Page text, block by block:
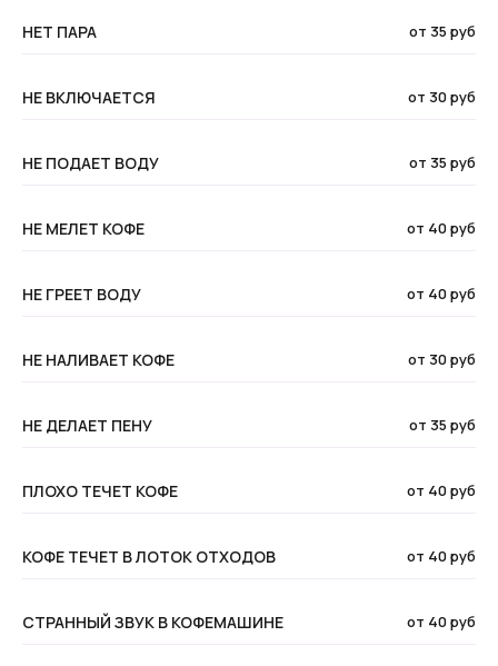
НЕТ ПАРА от 35 руб
НЕ ВКЛЮЧАЕТСЯ от 30 руб
НЕ ПОДАЕТ ВОДУ от 35 руб
НЕ МЕЛЕТ КОФЕ от 40 руб
НЕ ГРЕЕТ ВОДУ от 40 руб
НЕ НАЛИВАЕТ КОФЕ от 30 руб
НЕ ДЕЛАЕТ ПЕНУ от 35 руб
ПЛОХО ТЕЧЕТ КОФЕ от 40 руб
КОФЕ ТЕЧЕТ В ЛОТОК ОТХОДОВ от 40 руб
СТРАННЫЙ ЗВУК В КОФЕМАШИНЕ от 40 руб